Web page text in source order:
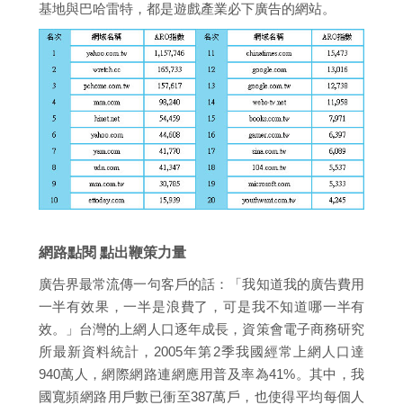
基地與巴哈雷特，都是遊戲產業必下廣告的網站。
網路點閱 點出鞭策力量
廣告界最常流傳一句客戶的話：「我知道我的廣告費用
一半有效果，一半是浪費了，可是我不知道哪一半有
效。」台灣的上網人口逐年成長，資策會電子商務研究
所最新資料統計，2005年第2季我國經常上網人口達
940萬人，網際網路連網應用普及率為41%。其中，我
國寬頻網路用戶數已衝至387萬戶，也使得平均每個人